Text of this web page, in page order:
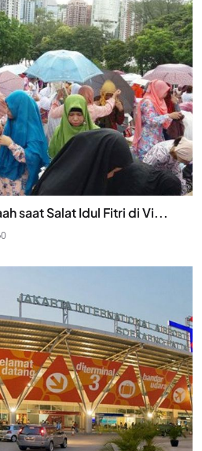
saat Salat Idul Fitri di Vi...
0